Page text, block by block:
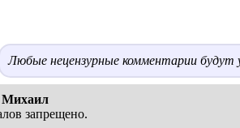
Любые нецензурные комментарии будут
запрещено.